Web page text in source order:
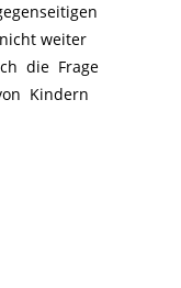
weiter
die Frage
Kindern